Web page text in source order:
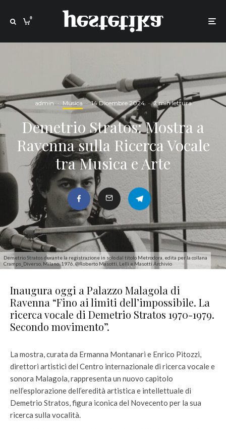
0
Demetrio Stratos durante la registrazione in solo dal titolo Metrodora, edita per la collana
Cramps_Diverso, Milano, 1976, @Roberto Masotti, Lelli e Masotti Archivio
admin · Musica · 14 Dicembre 2024 · 2 min lettura
Demetrio Stratos: Mostra a
Ravenna sulla Ricerca Vocale
tra Musica e Arte
Inaugura oggi a Palazzo Malagola di
Ravenna “Fino ai limiti dell’impossibile. La
ricerca vocale di Demetrio Stratos 1970-1979.
Secondo movimento”.
La mostra, curata da Ermanna Montanari e Enrico Pitozzi,
direttori artistici del Centro internazionale di ricerca vocale e
sonora Malagola, rappresenta un nuovo capitolo
nell’esplorazione dell’eredità artistica e intellettuale di
Demetrio Stratos, figura iconica del Novecento per la sua
ricerca sulla vocalità.